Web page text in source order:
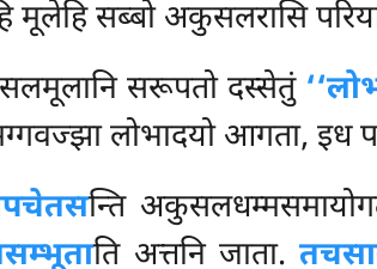
मूलेहि सब्बो अकुसलरासि
सरूपतो दस्सेतुं
लोभादयो आगता,
न्ति
ति अत्तनि जाता.